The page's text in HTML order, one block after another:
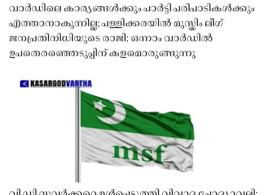
വാർഡിലെ കാര്യങ്ങൾക്കും പാർട്ടി പരിപാടികൾക്കും
എത്താനാകുന്നില്ല; പള്ളിക്കരയിൽ മുസ്ലിം ലീഗ്
ജനപ്രതിനിധിയുടെ രാജി; ഒന്നാം വാർഡിൽ
ഉപതെരഞ്ഞെടുപ്പിന് കളമൊരുങ്ങുന്നു